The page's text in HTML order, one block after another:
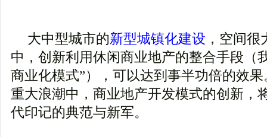
大中型城市的新型城镇化建设 ，空间
中，创新利用休闲商业地产的整合手段（
商业化模式”），可以达到事半功倍的效
重大浪潮中，商业地产开发模式的创新，
代印记的典范与新军。